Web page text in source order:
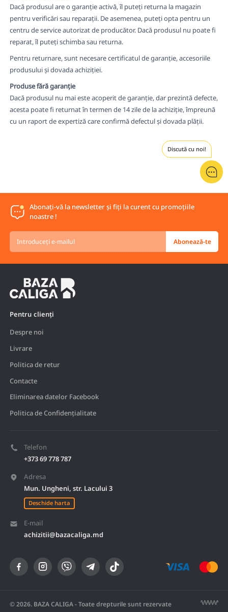
Dacă produsul are o garanție activă, îl puteți returna la magazin
pentru verificări sau reparații. De asemenea, puteți opta pentru un
centru de service autorizat de producător. Dacă produsul nu poate fi
reparat, îl puteți schimba sau returna.
Pentru returnare, sunt necesare certificatul de garanție, accesoriile
produsului și dovada achiziției.
Produse fără garanție
Dacă produsul nu mai este acoperit de garanție, dar prezintă defecte,
acesta poate fi returnat în termen de 14 zile de la achiziție, împreună
cu un raport de expertiză care confirmă defectul și dovada plății.
Discută cu noi!
Abonați-vă la newsletter și fiți la curent cu promoțiile
noastre !
Introduceți
mailul
Abonează-te
Telefon
+373 69 778 787
Adresa
Mun. Ungheni, str. Lacului 3
Deschide harta
E-mail
achizitii@bazacaliga.md
Pentru clienți
Despre noi
Livrare
Politica de retur
Contacte
Eliminarea datelor Facebook
Politica de Confidențialitate
© 2026. BAZA CALIGA - Toate drepturile sunt rezervate